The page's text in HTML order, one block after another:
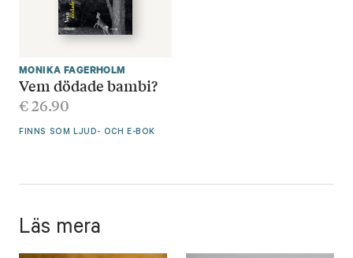
MONIKA FAGERHOLM
Vem dödade bambi?
€26.90
FINNS SOM LJUD- OCH E-BOK
Läs mera